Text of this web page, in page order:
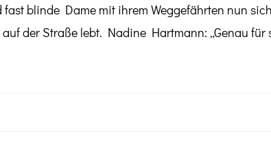
fast blinde Dame mit ihrem Weggefährten nun
der Straße lebt. Nadine Hartmann: „Genau für